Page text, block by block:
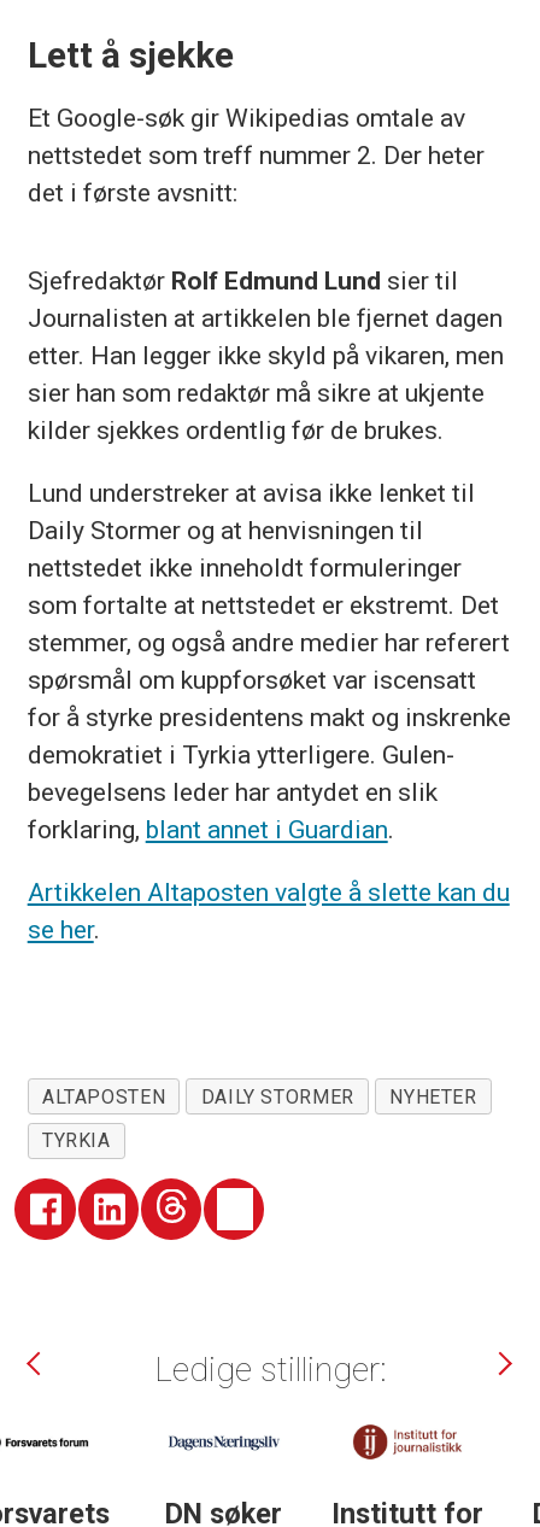
Lett å sjekke
Et Google-søk gir Wikipedias omtale av
nettstedet som treff nummer 2. Der heter
det i første avsnitt:
Sjefredaktør Rolf Edmund Lund sier til
Journalisten at artikkelen ble fjernet dagen
etter. Han legger ikke skyld på vikaren, men
sier han som redaktør må sikre at ukjente
kilder sjekkes ordentlig før de brukes.
Lund understreker at avisa ikke lenket til
Daily Stormer og at henvisningen til
nettstedet ikke inneholdt formuleringer
som fortalte at nettstedet er ekstremt. Det
stemmer, og også andre medier har referert
spørsmål om kuppforsøket var iscensatt
for å styrke presidentens makt og inskrenke
demokratiet i Tyrkia ytterligere. Gulen-
bevegelsens leder har antydet en slik
forklaring, blant annet i Guardian.
Artikkelen Altaposten valgte å slette kan du
se her.
ALTAPOSTEN DAILY STORMER
NYHETER
TYRKIA
Ledige stillinger:
DN søker Institutt for DN søker